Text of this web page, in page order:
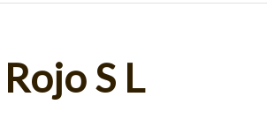
S L